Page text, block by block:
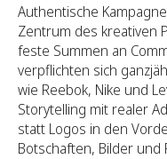
Authentische
Zentrum des kreativen
feste Summen an
verpflichten sich
wie Reebok, Nike und
Storytelling mit realer
statt Logos in den
Botschaften, Bilder